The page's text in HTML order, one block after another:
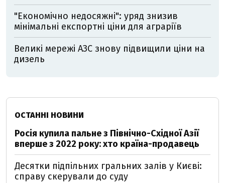
"Економічно недосяжні": уряд знизив
мінімальні експортні ціни для аграріїв
Великі мережі АЗС знову підвищили ціни на
дизель
ОСТАННІ НОВИНИ
Росія купила пальне з Північно-Східної Азії
вперше з 2022 року: хто країна-продавець
Десятки підпільних гральних залів у Києві:
справу скерували до суду